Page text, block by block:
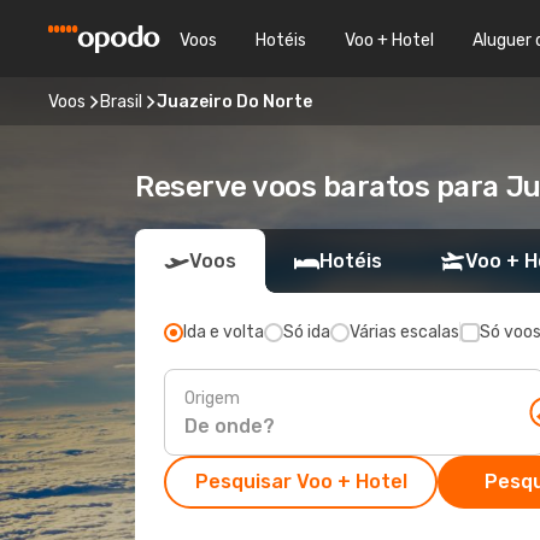
Voos Hotéis Voo + Hotel Aluguer
Voos Brasil Juazeiro Do Norte
Reserve voos baratos para
Voos Hotéis Voo +
Ida e volta Só ida Várias escalas Só
Origem
Pesquisar Voo + Hotel